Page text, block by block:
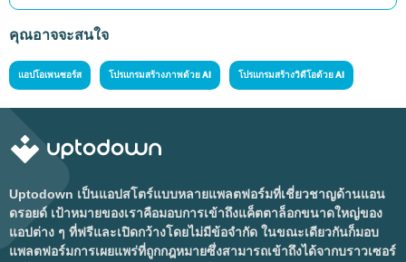
คุณอาจจะสนใจ
แอปโอเพนซอร์ส โปรแกรมสร้างภาพด้วย AI โปรแกรมสร้างวิดีโอด้วย AI
Uptodown เป็นแอปสโตร์แบบหลายแพลตฟอร์มที่เชี่ยวชาญด้านแอน
ดรอยด์ เป้าหมายของเราคือมอบการเข้าถึงแค็ตตาล็อกขนาดใหญ่ของ
แอปต่าง ๆ ที่ฟรีและเปิดกว้างโดยไม่มีข้อจำกัด ในขณะเดียวกันก็มอบ
แพลตฟอร์มการเผยแพร่ที่ถูกกฎหมายซึ่งสามารถเข้าถึงได้จากบราวเซอร์